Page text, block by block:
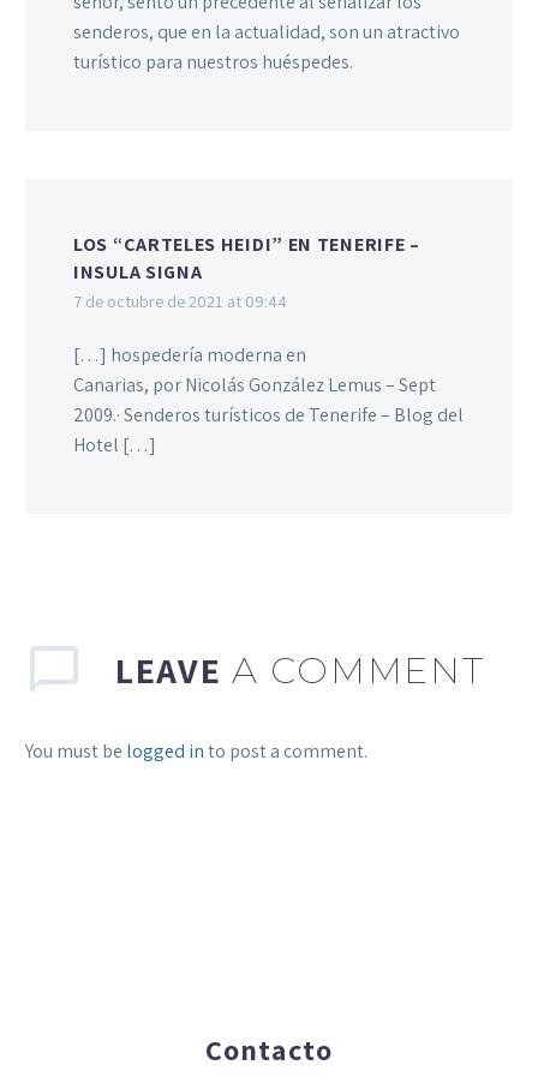
senderos, que en la actualidad, son un atractivo
turístico para nuestros huéspedes.
LOS “CARTELES HEIDI” EN TENERIFE –
INSULA SIGNA
7 de octubre de 2021 at 09:44
[…] hospedería moderna en
Canarias, por Nicolás González Lemus – Sept
2009.· Senderos turísticos de Tenerife – Blog del
Hotel […]
LEAVE A COMMENT
You must be logged into post a comment.
Contacto